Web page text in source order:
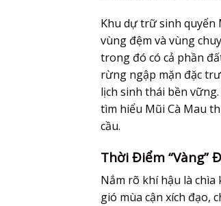
Khu dự trữ sinh quyển
vùng đệm và vùng
trong đó có cả phần
rừng ngập mặn đặc
lịch sinh thái bền
tìm hiểu Mũi Cà Mau
cầu.
Thời Điểm “Vàng”
Nắm rõ khí hậu là
gió mùa cận xích đạo,